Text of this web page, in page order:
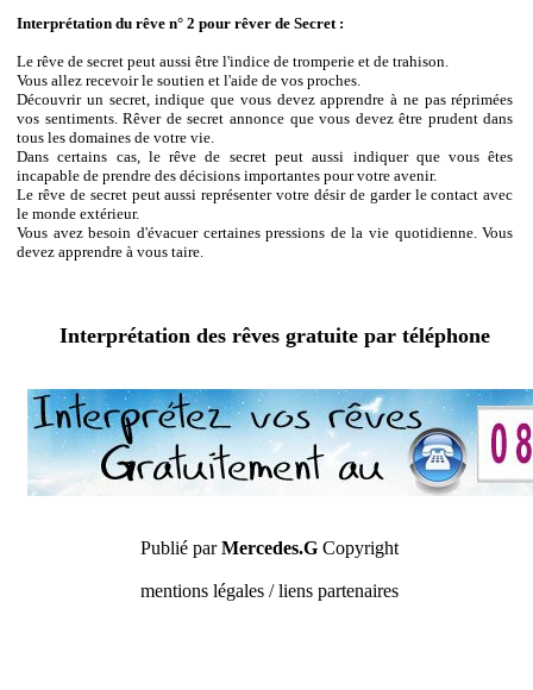
Interprétation du rêve n° 2 pour rêver de Secret :
Le rêve de secret peut aussi être l'indice de tromperie et de trahison.
Vous allez recevoir le soutien et l'aide de vos proches.
Découvrir un secret, indique que vous devez apprendre à ne pas réprimées
vos sentiments. Rêver de secret annonce que vous devez être prudent dans
tous les domaines de votre vie.
Dans certains cas, le rêve de secret peut aussi indiquer que vous êtes
incapable de prendre des décisions importantes pour votre avenir.
Le rêve de secret peut aussi représenter votre désir de garder le contact avec
le monde extérieur.
Vous avez besoin d'évacuer certaines pressions de la vie quotidienne. Vous
devez apprendre à vous taire.
Interprétation des rêves gratuite par téléphone
Publié parMercedes.GCopyright
mentions légales / liens partenaires